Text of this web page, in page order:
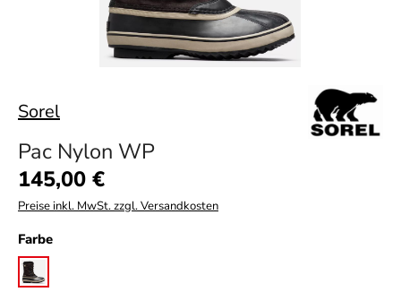
Sorel
Pac Nylon WP
Regulärer Preis:
145,00 €
Preise inkl. MwSt. zzgl. Versandkosten
Farbeauswählen
black